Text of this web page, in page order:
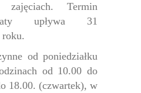
zajęciach. Termin
upływa 31
od poniedziałku
od 10.00 do
18.00. (czwartek), w